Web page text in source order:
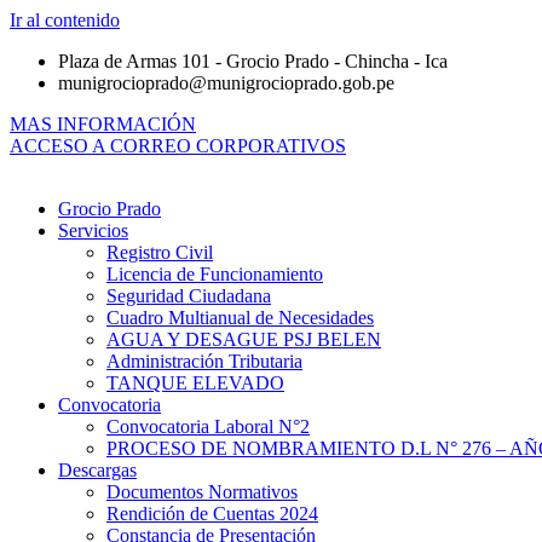
Ir al contenido
Plaza de Armas 101 - Grocio Prado - Chincha - Ica
munigrocioprado@munigrocioprado.gob.pe
MAS INFORMACIÓN
ACCESO A CORREO CORPORATIVOS
Grocio Prado
Servicios
Registro Civil
Licencia de Funcionamiento
Seguridad Ciudadana
Cuadro Multianual de Necesidades
AGUA Y DESAGUE PSJ BELEN
Administración Tributaria
TANQUE ELEVADO
Convocatoria
Convocatoria Laboral N°2
PROCESO DE NOMBRAMIENTO D.L N° 276 –
Descargas
Documentos Normativos
Rendición de Cuentas 2024
Constancia de Presentación